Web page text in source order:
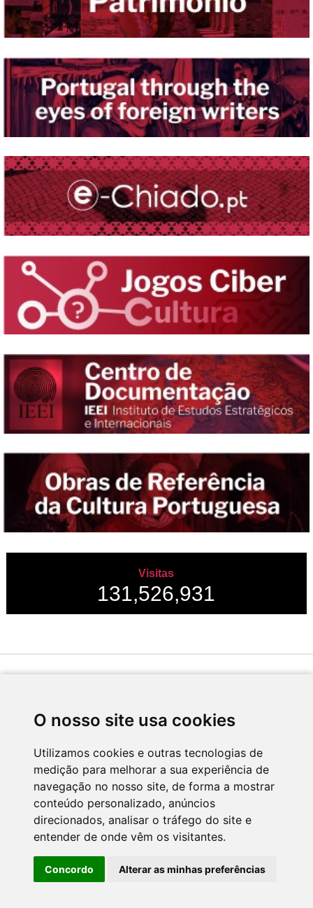
O nosso site usa cookies
Utilizamos cookies e outras tecnologias de
medição para melhorar a sua experiência de
navegação no nosso site, de forma a mostrar
conteúdo personalizado, anúncios
direcionados, analisar o tráfego do site e
entender de onde vêm os visitantes.
Concordo Alterar as minhas preferências
Visitas
131,526,931
CNC - Centro Nacional de Cultura 2026 © Todos os direitos reservados